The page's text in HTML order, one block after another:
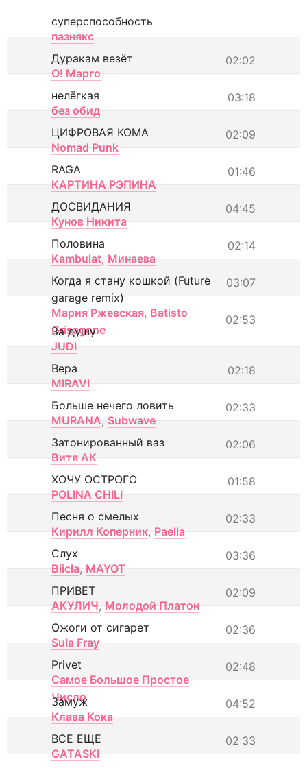
суперспособность
пазнякс
02:02
Дуракам везёт
О! Марго
03:18
нелёгкая
без обид
02:09
ЦИФРОВАЯ КОМА
Nomad Punk
01:46
RAGA
КАРТИНА РЭПИНА
04:45
ДОСВИДАНИЯ
Кунов Никита
02:14
Половина
Kambulat, Минаева
03:07
Когда я стану кошкой (Future
garage remix)
Мария Ржевская, Batisto
Grisagone
02:53
За душу
JUDI
02:18
Вера
MIRAVI
02:33
Больше нечего ловить
MURANA, Subwave
02:06
Затонированный ваз
Витя АК
01:58
ХОЧУ ОСТРОГО
POLINA CHILI
02:33
Песня о смелых
Кирилл Коперник, Paella
03:36
Слух
Biicla, MAYOT
02:09
ПРИВЕТ
АКУЛИЧ, Молодой Платон
02:36
Ожоги от сигарет
Sula Fray
02:48
Privet
Самое Большое Простое
Число
04:52
Замуж
Клава Кока
02:33
ВСЕ ЕЩЕ
GATASKI